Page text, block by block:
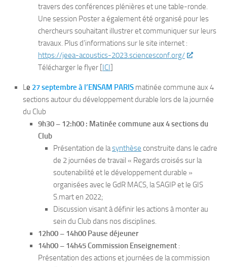
travers des conférences plénières et une table-ronde.
Une session Poster a également été organisé pour les
chercheurs souhaitant illustrer et communiquer sur leurs
travaux. Plus d’informations sur le site internet :
https://jeea-acoustics-2023.sciencesconf.org/
Télécharger le flyer [ICI]
Le 27 septembre à l’ENSAM PARIS matinée commune aux 4
sections autour du développement durable lors de la journée
du Club
9h30 – 12:h00 : Matinée commune aux 4 sections du
Club
Présentation de lasynthèse construite dans le cadre
de 2 journées de travail « Regards croisés sur la
soutenabilité et le développement durable »
organisées avec le GdR MACS, la SAGIP et le GIS
S.mart en 2022;
Discussion visant à définir les actions à monter au
sein du Club dans nos disciplines.
12h00 – 14h00 Pause déjeuner
14h00 – 14h45 Commission Enseignement :
Présentation des actions et journées de la commission